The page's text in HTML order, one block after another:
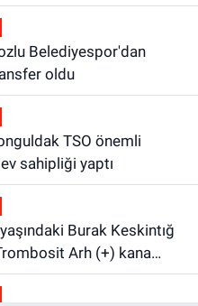
oldu
sahipliği yaptı
Arh (+) kana